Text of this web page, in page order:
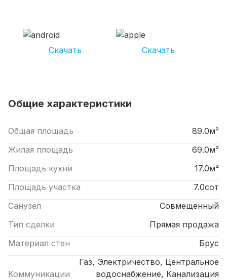
Скачать Скачать
Общие характеристики
Общая площадь
89.0м²
Жилая площадь
69.0м²
Площадь кухни
17.0м²
Площадь участка
7.0сот
Санузел
Совмещенный
Тип сделки
Прямая продажа
Материал стен
Брус
Коммуникации
Газ, Электричество, Центральное
водоснабжение, Канализация